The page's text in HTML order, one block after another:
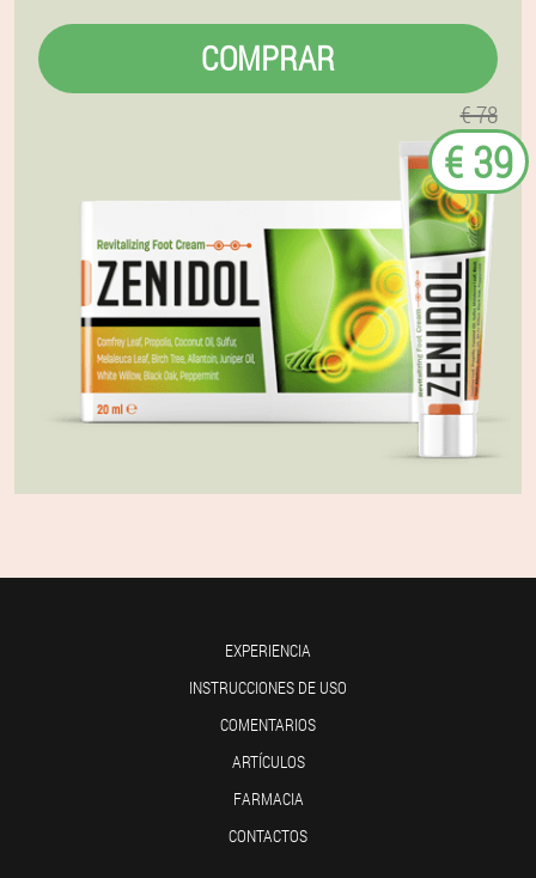
COMPRAR
€ 78
€ 39
EXPERIENCIA
INSTRUCCIONES DE USO
COMENTARIOS
ARTÍCULOS
FARMACIA
CONTACTOS